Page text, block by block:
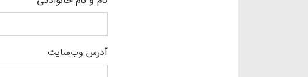
آدرس وب‌سایت